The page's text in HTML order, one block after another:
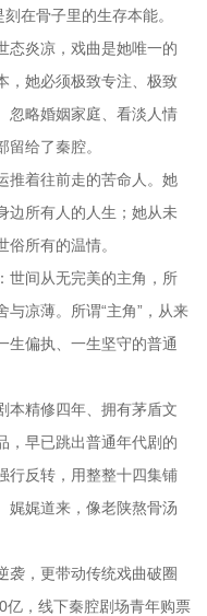
在骨子里的生存本能。
态炎凉，戏曲是她唯一的
，她必须极致专注、极致
忽略婚姻家庭、看淡人情
给了秦腔。
推着往前走的苦命人。她
边所有人的人生；她从未
所有的温情。
世间从无完美的主角，所
凉薄。所谓“主角”，从来
生偏执、一生坚守的普通
本精修四年、拥有茅盾文
，早已跳出普通年代剧的
行反转，用整整十四集铺
娓娓道来，像老陕熬骨汤
袭，更带动传统戏曲破圈
亿，线下秦腔剧场青年购票